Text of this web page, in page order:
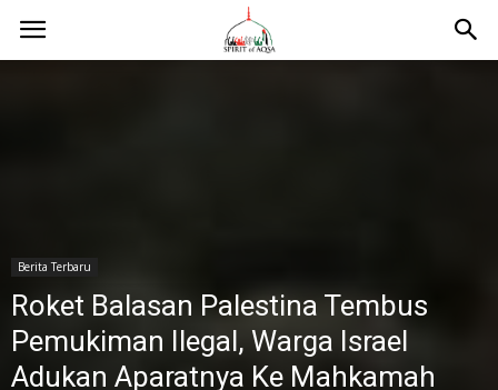
Berita Terbaru
Roket Balasan Palestina Tembus
Pemukiman Ilegal, Warga Israel
Adukan Aparatnya Ke Mahkamah